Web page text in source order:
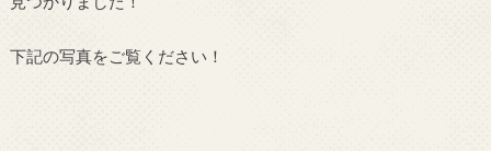
下記の写真をご覧ください！